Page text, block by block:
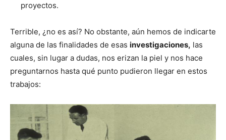
proyectos.
Terrible, ¿no es así? No obstante, aún hemos de indicarte
alguna de las finalidades de esas investigaciones, las
cuales, sin lugar a dudas, nos erizan la piel y nos hace
preguntarnos hasta qué punto pudieron llegar en estos
trabajos: